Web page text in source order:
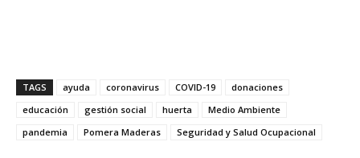
TAGS ayuda coronavirus COVID-19
donaciones
educación
gestión social huerta
Medio Ambiente
pandemia
Pomera Maderas Seguridad y Salud Ocupacional